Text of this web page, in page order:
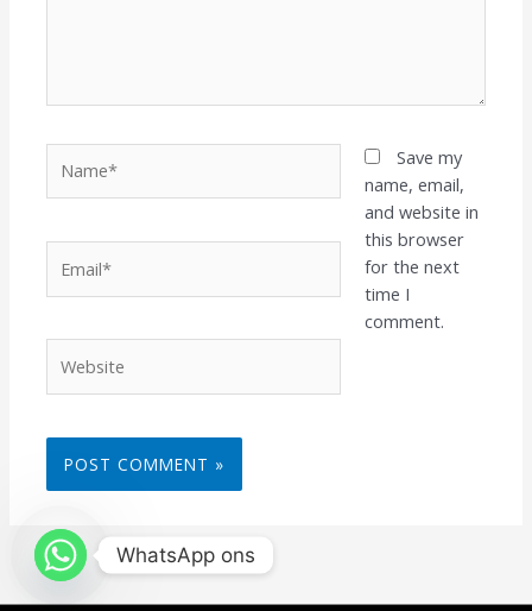
Save my
name, email,
and website in
this browser
for the next
time I
comment.
WhatsApp ons